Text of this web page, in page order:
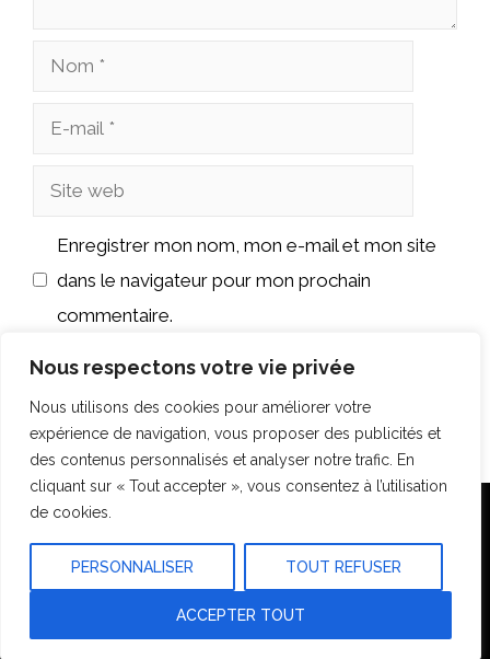
Nous respectons votre vie privée
Nous utilisons des cookies pour améliorer votre
expérience de navigation, vous proposer des publicités et
des contenus personnalisés et analyser notre trafic. En
cliquant sur « Tout accepter », vous consentez à l’utilisation
de cookies.
PERSONNALISER TOUT REFUSER
ACCEPTER TOUT
Nom
Site
Enregistrer mon nom, mon e-mail et mon site
dans le navigateur pour mon prochain
commentaire.
Construction Travaux Rénovation Outils & Conseils
© 2026 Citysurfing• Construit avec